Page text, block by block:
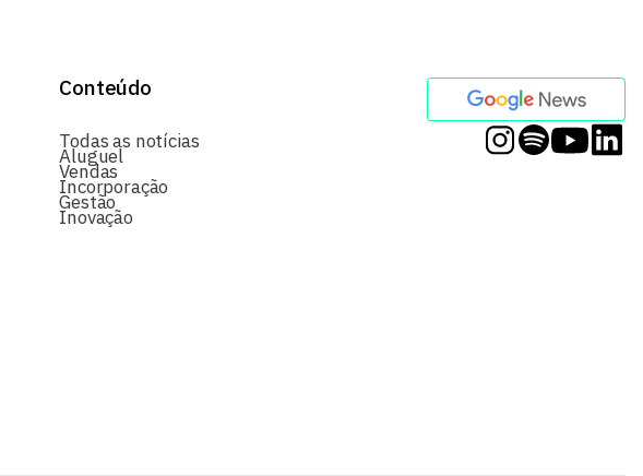
Conteúdo
Todas as notícias
Aluguel
Vendas
Incorporação
Gestão
Inovação